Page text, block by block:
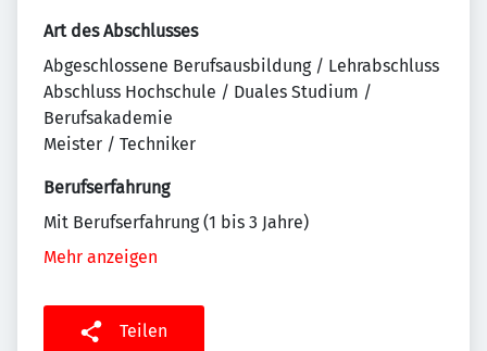
Art des Abschlusses
Abgeschlossene Berufsausbildung / Lehrabschluss
Abschluss Hochschule / Duales Studium /
Berufsakademie
Meister / Techniker
Berufserfahrung
Mit Berufserfahrung (1 bis 3 Jahre)
Mehr anzeigen
Teilen